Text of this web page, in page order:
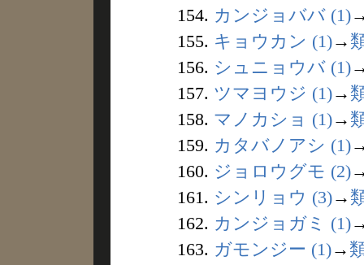
154. カンジョババ (1)
155. キョウカン (1)→
156. シュニョウバ (1)
157. ツマヨウジ (1)→
158. マノカショ (1)→
159. カタバノアシ (1)
160. ジョロウグモ (2)
161. シンリョウ (3)→
162. カンジョガミ (1)
163. ガモンジー (1)→